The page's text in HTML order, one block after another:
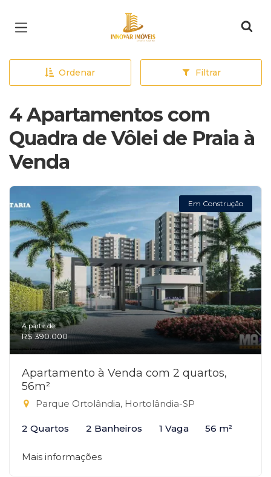
Página inicial
Ordenar Filtrar
4 Apartamentos com
Quadra de Vôlei de Praia à
Venda
Em Construção
A partir de:
R$ 390.000
Apartamento à Venda com 2 quartos,
56m²
Parque Ortolândia, Hortolândia-SP
2 Quartos 2 Banheiros 1 Vaga 56 m²
Mais informações